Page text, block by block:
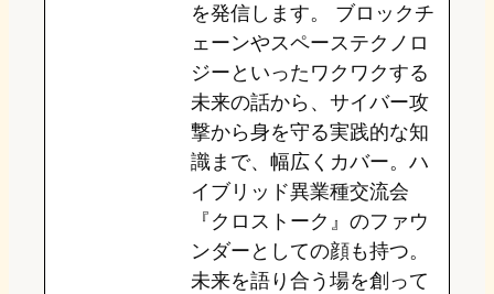
を発信します。 ブロックチ
ェーンやスペーステクノロ
ジーといったワクワクする
未来の話から、サイバー攻
撃から身を守る実践的な知
識まで、幅広くカバー。ハ
イブリッド異業種交流会
『クロストーク』のファウ
ンダーとしての顔も持つ。
未来を語り合う場を創って